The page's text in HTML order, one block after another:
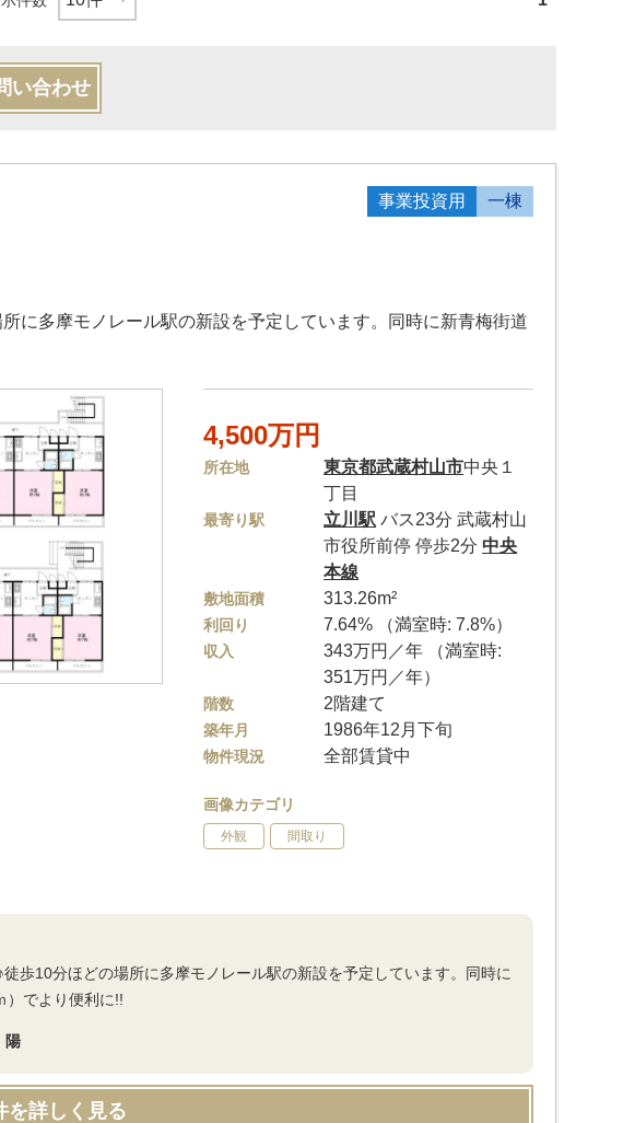
い合わせ
事業投資用 一棟
に多摩モノレール駅の新設を予定しています。同時に新青梅街道
4,500万円
所在地 東京都武蔵村山市中央１
丁目
最寄り駅 立川駅 バス23分 武蔵村山
市役所前停 停歩2分 中央
本線
敷地面積 313.26m²
利回り 7.64% （満室時: 7.8%）
収入
343万円／年 （満室時:
351万円／年）
階数 2階建て
築年月 1986年12月下旬
物件現況 全部賃貸中
画像カテゴリ
外観 間取り
歩10分ほどの場所に多摩モノレール駅の新設を予定しています。同時に
でより便利に!!
陽
を詳しく見る